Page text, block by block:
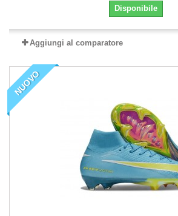
Disponibile
Aggiungi al comparatore
NUOVO